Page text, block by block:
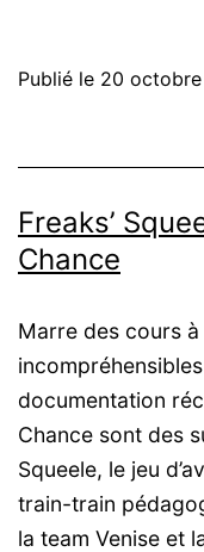
Publié le 20 octobre
Freaks’
Chance
Marre des cours
documentation
Chance sont des
Squeele, le jeu
train-train
la team Venise et